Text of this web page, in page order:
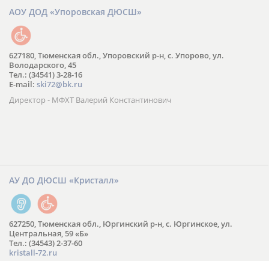
АОУ ДОД «Упоровская ДЮСШ»
627180, Тюменская обл., Упоровский р-н, с. Упорово, ул.
Володарского, 45
Тел.: (34541) 3-28-16
E-mail: ski72@bk.ru
Директор - МФХТ Валерий Константинович
АУ ДО ДЮСШ «Кристалл»
627250, Тюменская обл., Юргинский р-н, с. Юргинское, ул.
Центральная, 59 «Б»
Тел.: (34543) 2-37-60
kristall-72.ru